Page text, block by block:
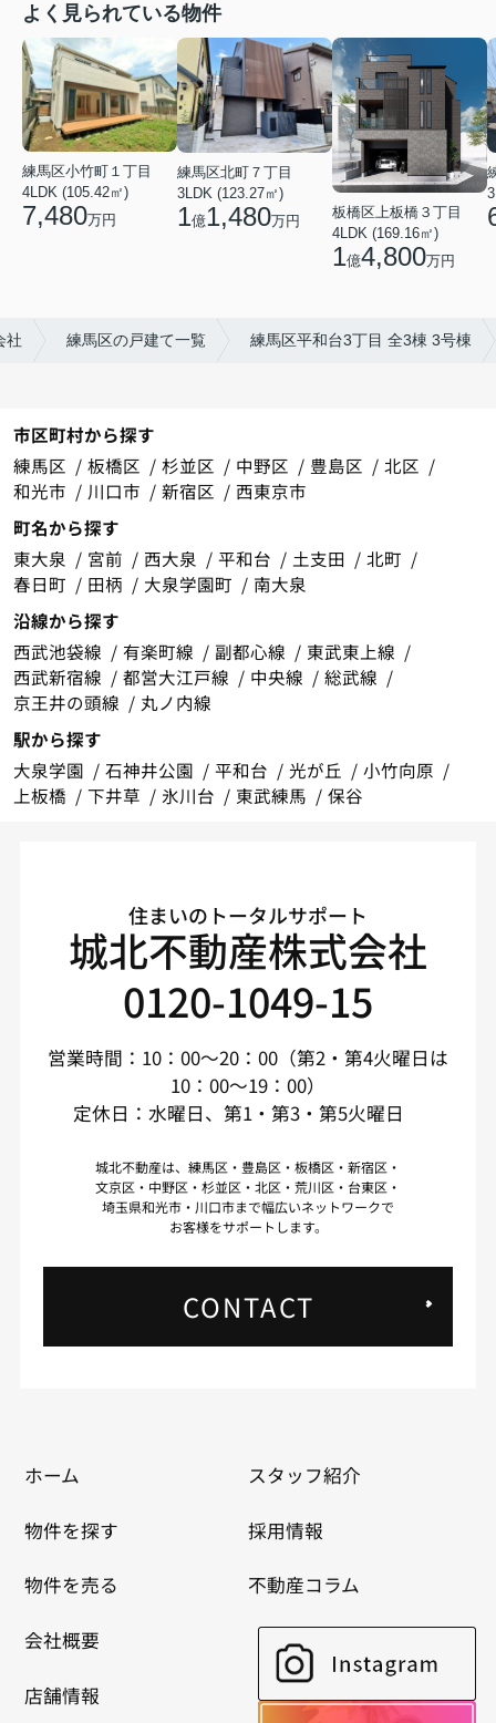
よく見られている物件
練馬区小竹町１丁目
4LDK (105.42㎡)
7,480万円
練馬区北町７丁目
3LDK (123.27㎡)
1億1,480万円
板橋区上板橋３丁目
4LDK (169.16㎡)
1億4,800万円
社 練馬区の戸建て一覧 練馬区平和台3丁目 全3棟 3号棟
市区町村から探す
練馬区
板橋区 杉並区 中野区 豊島区
北区
和光市
川口市 新宿区
西東京市
町名から探す
東大泉
宮前 西大泉 平和台 土支田
北町
春日町
田柄 大泉学園町
南大泉
沿線から探す
西武池袋線
有楽町線 副都心線
東武東上線
西武新宿線
都営大江戸線 中央線
総武線
京王井の頭線
丸ノ内線
駅から探す
大泉学園
石神井公園 平和台 光が丘
小竹向原
上板橋
下井草 氷川台 東武練馬 保谷
住まいのトータルサポート
城北不動産株式会社
0120-1049-15
営業時間：10：00～20：00（第2・第4火曜日は
10：00～19：00）
定休日：水曜日、第1・第3・第5火曜日
城北不動産は、練馬区・豊島区・板橋区・新宿区・
文京区・中野区・杉並区・北区・荒川区・台東区・
埼玉県和光市・川口市まで幅広いネットワークで
お客様をサポートします。
CONTACT
ホーム
物件を探す
物件を売る
会社概要
店舗情報
スタッフ紹介
採用情報
不動産コラム